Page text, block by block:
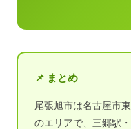
📌 まとめ
尾張旭市は名古屋市
のエリアで、三郷駅